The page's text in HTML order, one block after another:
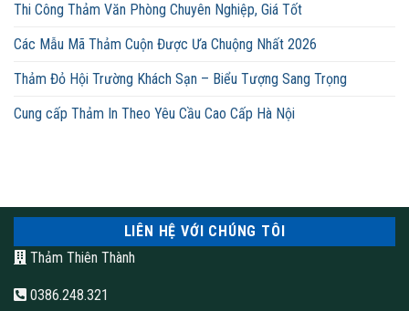
Thi Công Thảm Văn Phòng Chuyên Nghiệp, Giá Tốt
Các Mẫu Mã Thảm Cuộn Được Ưa Chuộng Nhất 2026
Thảm Đỏ Hội Trường Khách Sạn – Biểu Tượng Sang Trọng
Cung cấp Thảm In Theo Yêu Cầu Cao Cấp Hà Nội
LIÊN HỆ VỚI CHÚNG TÔI
Thảm Thiên Thành
0386.248.321